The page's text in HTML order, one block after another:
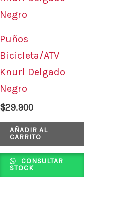
Puños
Bicicleta/ATV
Knurl Delgado
Negro
$29.900
AÑADIR AL
CARRITO
CONSULTAR
STOCK